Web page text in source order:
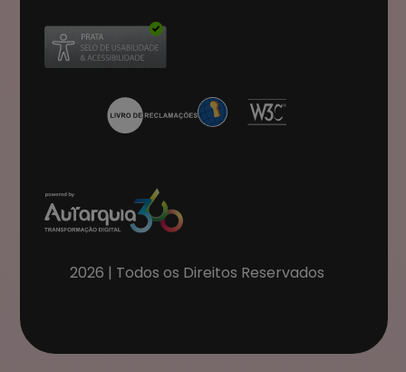
Abre num novo separador
2026 | Todos os Direitos Reservados